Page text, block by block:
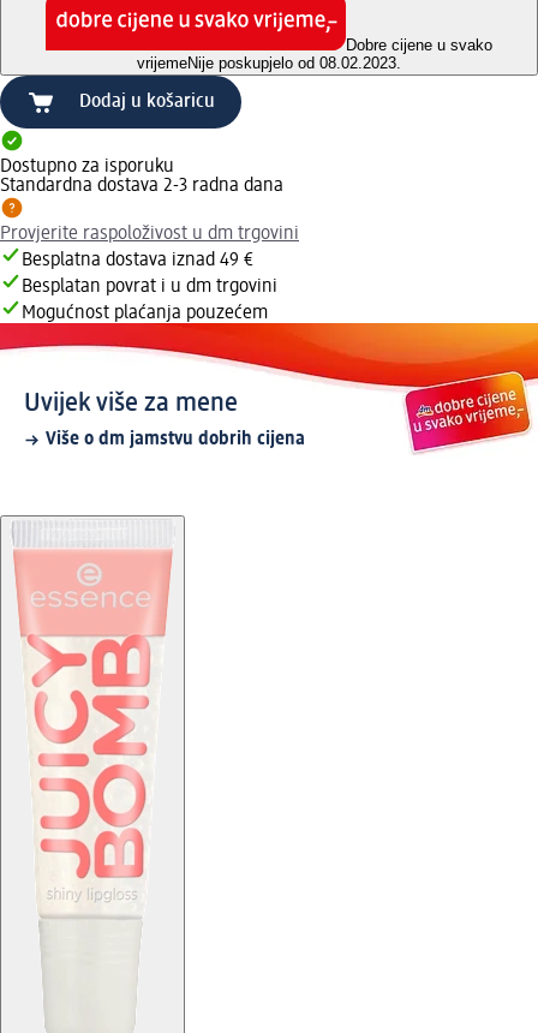
Dobre cijene u svako
vrijemeNije poskupjelo od 08.02.2023.
Dodaj u košaricu
Dostupno za isporuku
Standardna dostava 2-3 radna dana
Provjerite raspoloživost u dm trgovini
Besplatna dostava iznad 49 €
Besplatan povrat i u dm trgovini
Mogućnost plaćanja pouzećem
Uvijek više za mene
Više o dm jamstvu dobrih cijena